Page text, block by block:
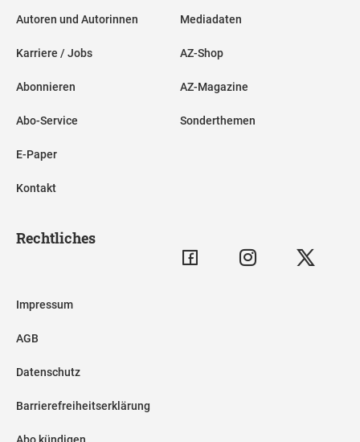
Autoren und Autorinnen
Karriere / Jobs
Abonnieren
Abo-Service
E-Paper
Kontakt
Mediadaten
AZ-Shop
AZ-Magazine
Sonderthemen
Rechtliches
Impressum
AGB
Datenschutz
Barrierefreiheitserklärung